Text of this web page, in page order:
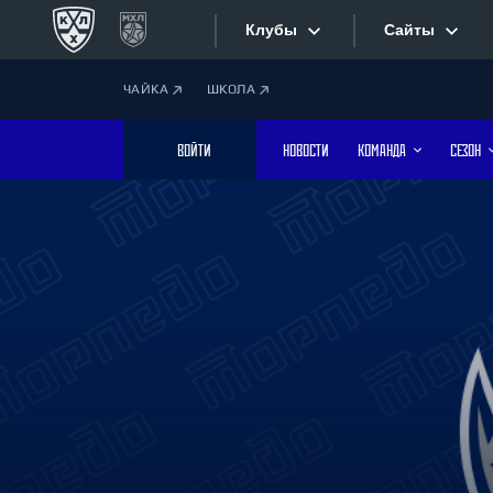
Клубы
Дивизион Боброва
Лада
Сайты
Текстовые
Фотобанк
ЧАЙКА ШКОЛА
ВОЙТИ НОВОСТИ КОМАНДА СЕЗОН